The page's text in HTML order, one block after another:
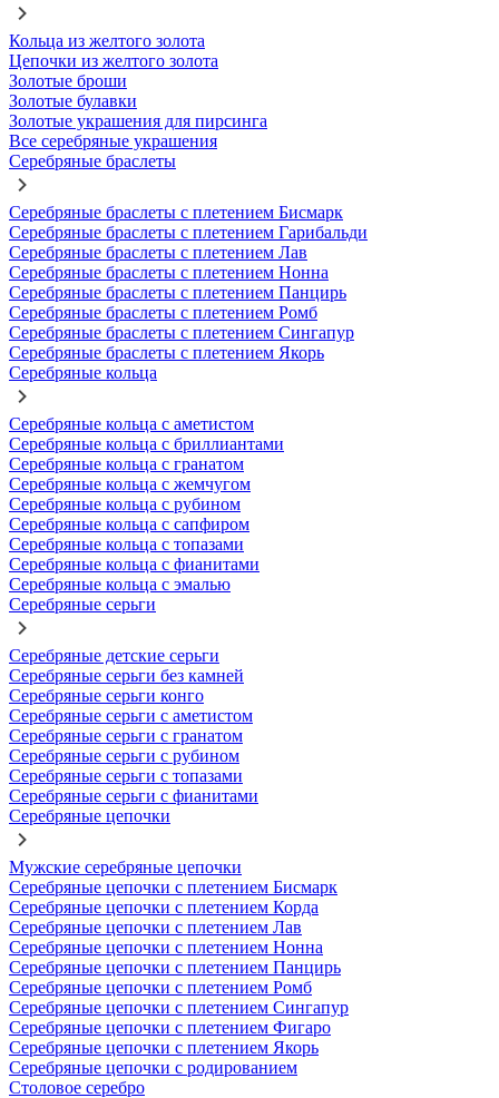
Кольца из желтого золота
Цепочки из желтого золота
Золотые броши
Золотые булавки
Золотые украшения для пирсинга
Все серебряные украшения
Серебряные браслеты
Серебряные браслеты с плетением Бисмарк
Серебряные браслеты с плетением Гарибальди
Серебряные браслеты с плетением Лав
Серебряные браслеты с плетением Нонна
Серебряные браслеты с плетением Панцирь
Серебряные браслеты с плетением Ромб
Серебряные браслеты с плетением Сингапур
Серебряные браслеты с плетением Якорь
Серебряные кольца
Серебряные кольца с аметистом
Серебряные кольца с бриллиантами
Серебряные кольца с гранатом
Серебряные кольца с жемчугом
Серебряные кольца с рубином
Серебряные кольца с сапфиром
Серебряные кольца с топазами
Серебряные кольца с фианитами
Серебряные кольца с эмалью
Серебряные серьги
Серебряные детские серьги
Серебряные серьги без камней
Серебряные серьги конго
Серебряные серьги с аметистом
Серебряные серьги с гранатом
Серебряные серьги с рубином
Серебряные серьги с топазами
Серебряные серьги с фианитами
Серебряные цепочки
Мужские серебряные цепочки
Серебряные цепочки с плетением Бисмарк
Серебряные цепочки с плетением Корда
Серебряные цепочки с плетением Лав
Серебряные цепочки с плетением Нонна
Серебряные цепочки с плетением Панцирь
Серебряные цепочки с плетением Ромб
Серебряные цепочки с плетением Сингапур
Серебряные цепочки с плетением Фигаро
Серебряные цепочки с плетением Якорь
Серебряные цепочки с родированием
Столовое серебро